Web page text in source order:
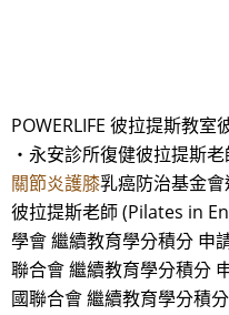
POWERLIFE 彼拉提斯教
・永安診所復健彼拉提斯
關節炎護膝乳癌防治基金
彼拉提斯老師 (Pilates in
學會 繼續教育學分積分 申
聯合會 繼續教育學分積分
國聯合會 繼續教育學分積